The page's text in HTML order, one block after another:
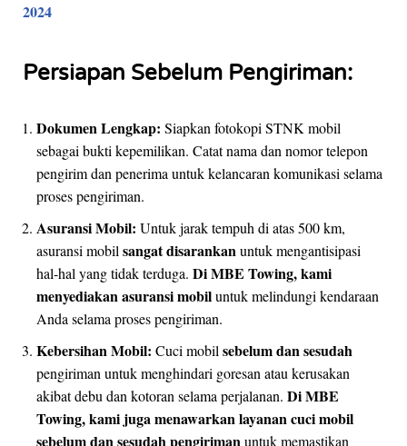
2024
Persiapan Sebelum Pengiriman:
Dokumen Lengkap: Siapkan fotokopi STNK mobil
sebagai bukti kepemilikan. Catat nama dan nomor telepon
pengirim dan penerima untuk kelancaran komunikasi selama
proses pengiriman.
Asuransi Mobil: Untuk jarak tempuh di atas 500 km,
asuransi mobil sangat disarankanuntuk mengantisipasi
hal-hal yang tidak terduga. Di MBE Towing, kami
menyediakan asuransi mobiluntuk melindungi kendaraan
Anda selama proses pengiriman.
Kebersihan Mobil: Cuci mobil sebelum dan sesudah
pengiriman untuk menghindari goresan atau kerusakan
akibat debu dan kotoran selama perjalanan. Di MBE
Towing, kami juga menawarkan layanan cuci mobil
sebelum dan sesudah pengirimanuntuk memastikan